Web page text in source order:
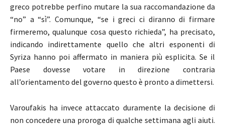
greco potrebbe perfino mutare la sua raccomandazione da
“no” a “sì”. Comunque, “se i greci ci diranno di firmare
firmeremo, qualunque cosa questo richieda”, ha precisato,
indicando indirettamente quello che altri esponenti di
Syriza hanno poi affermato in maniera più esplicita. Se il
Paese dovesse votare in direzione contraria
all’orientamento del governo questo è pronto a dimettersi.
Varoufakis ha invece attaccato duramente la decisione di
non concedere una proroga di qualche settimana agli aiuti.